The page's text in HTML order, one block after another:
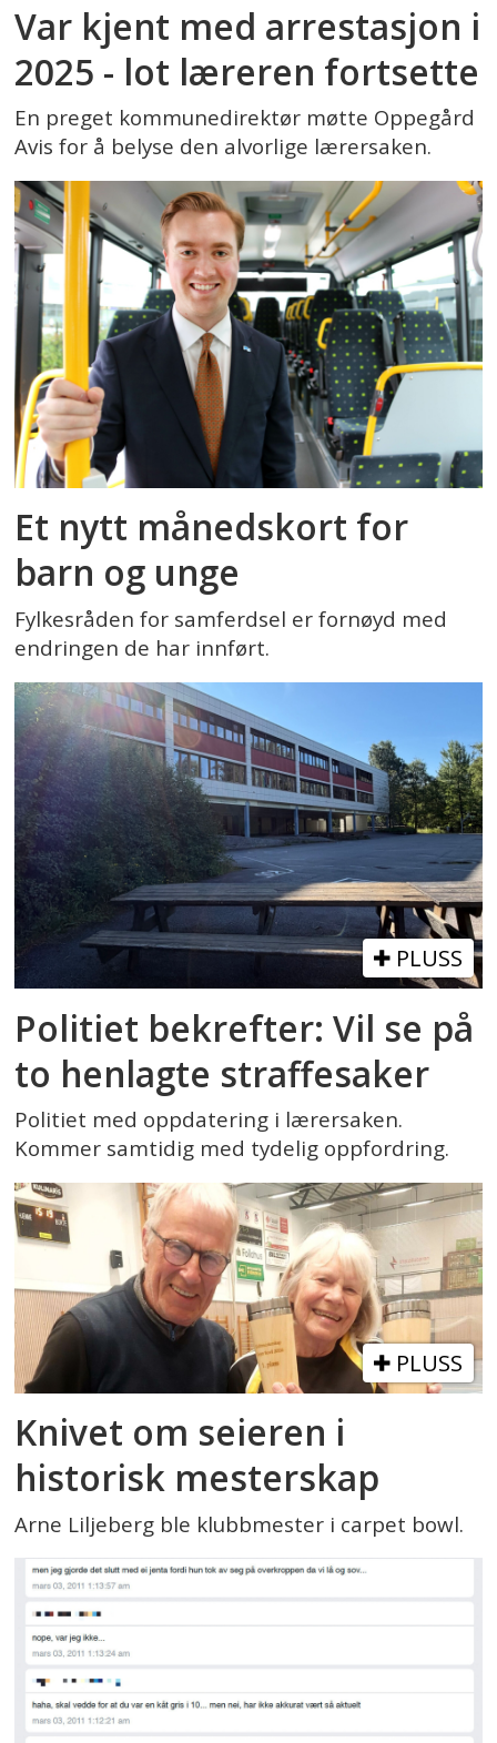
Var kjent med arrestasjon i
2025 - lot læreren fortsette
En preget kommunedirektør møtte Oppegård
Avis for å belyse den alvorlige lærersaken.
Et nytt månedskort for
barn og unge
Fylkesråden for samferdsel er fornøyd med
endringen de har innført.
PLUSS
Politiet bekrefter: Vil se på
to henlagte straffesaker
Politiet med oppdatering i lærersaken.
Kommer samtidig med tydelig oppfordring.
PLUSS
Knivet om seieren i
historisk mesterskap
Arne Liljeberg ble klubbmester i carpet bowl.